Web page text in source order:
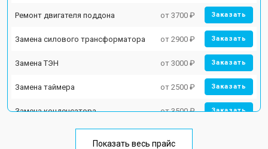
Ремонт двигателя поддона от 3700 ₽ Заказать
Замена силового трансформатора от 2900 ₽ Заказать
Замена ТЭН от 3000 ₽ Заказать
Замена таймера от 2500 ₽ Заказать
Замена конденсатора от 3500 ₽ Заказать
Ремонт платы управления
Показать весь прайс